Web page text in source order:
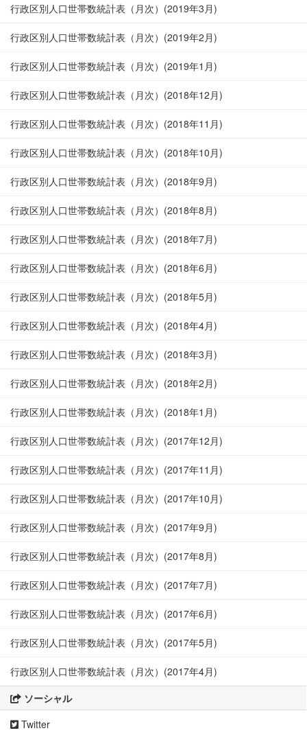
行政区別人口世帯数統計表（月次）(2019年3月)
行政区別人口世帯数統計表（月次）(2019年2月)
行政区別人口世帯数統計表（月次）(2019年1月)
行政区別人口世帯数統計表（月次）(2018年12月)
行政区別人口世帯数統計表（月次）(2018年11月)
行政区別人口世帯数統計表（月次）(2018年10月)
行政区別人口世帯数統計表（月次）(2018年9月)
行政区別人口世帯数統計表（月次）(2018年8月)
行政区別人口世帯数統計表（月次）(2018年7月)
行政区別人口世帯数統計表（月次）(2018年6月)
行政区別人口世帯数統計表（月次）(2018年5月)
行政区別人口世帯数統計表（月次）(2018年4月)
行政区別人口世帯数統計表（月次）(2018年3月)
行政区別人口世帯数統計表（月次）(2018年2月)
行政区別人口世帯数統計表（月次）(2018年1月)
行政区別人口世帯数統計表（月次）(2017年12月)
行政区別人口世帯数統計表（月次）(2017年11月)
行政区別人口世帯数統計表（月次）(2017年10月)
行政区別人口世帯数統計表（月次）(2017年9月)
行政区別人口世帯数統計表（月次）(2017年8月)
行政区別人口世帯数統計表（月次）(2017年7月)
行政区別人口世帯数統計表（月次）(2017年6月)
行政区別人口世帯数統計表（月次）(2017年5月)
行政区別人口世帯数統計表（月次）(2017年4月)
ソーシャル
Twitter